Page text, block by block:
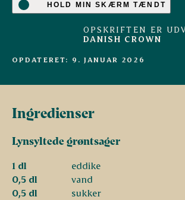
HOLD MIN SKÆRM TÆNDT
OPSKRIFTEN ER
DANISH CROWN
OPDATERET: 9. JANUAR 2026
Ingredienser
Lynsyltede grøntsager
1 dl
eddike
0,5 dl
vand
0,5 dl
sukker